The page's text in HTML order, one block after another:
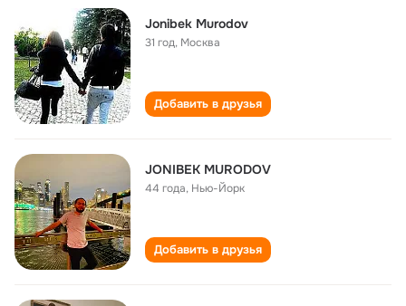
Jonibek Murodov
31 год, Москва
Добавить в друзья
JONIBEK MURODOV
44 года, Нью-Йорк
Добавить в друзья